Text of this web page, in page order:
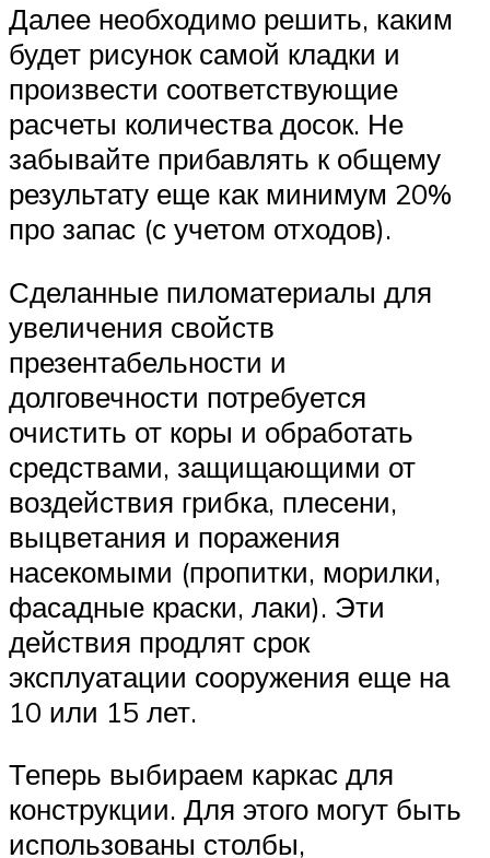
Далее необходимо решить, каким
будет рисунок самой кладки и
произвести соответствующие
расчеты количества досок. Не
забывайте прибавлять к общему
результату еще как минимум 20%
про запас (с учетом отходов).
Сделанные пиломатериалы для
увеличения свойств
презентабельности и
долговечности потребуется
очистить от коры и обработать
средствами, защищающими от
воздействия грибка, плесени,
выцветания и поражения
насекомыми (пропитки, морилки,
фасадные краски, лаки). Эти
действия продлят срок
эксплуатации сооружения еще на
10 или 15 лет.
Теперь выбираем каркас для
конструкции. Для этого могут быть
использованы столбы,